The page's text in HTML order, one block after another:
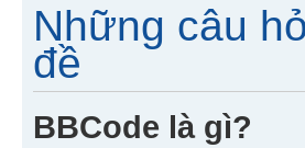
Những câu
đề
BBCode là gì?